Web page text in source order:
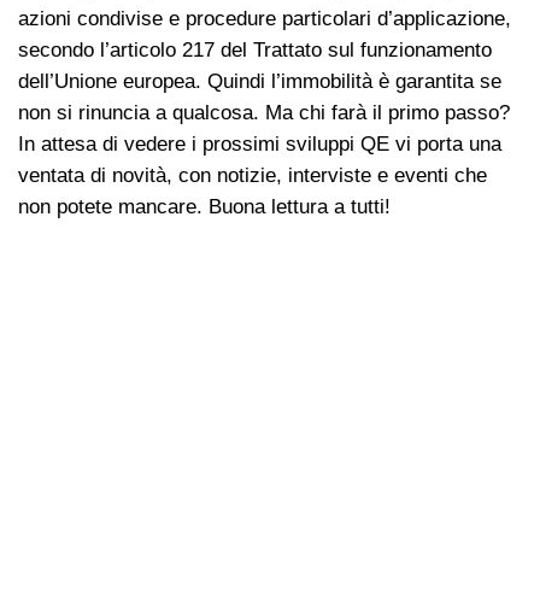
azioni condivise e procedure particolari d’applicazione,
secondo l’articolo 217 del Trattato sul funzionamento
dell’Unione europea. Quindi l’immobilità è garantita se
non si rinuncia a qualcosa. Ma chi farà il primo passo?
In attesa di vedere i prossimi sviluppi QE vi porta una
ventata di novità, con notizie, interviste e eventi che
non potete mancare. Buona lettura a tutti!